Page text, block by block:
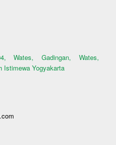
Wates, Gadingan, Wates,
Istimewa Yogyakarta